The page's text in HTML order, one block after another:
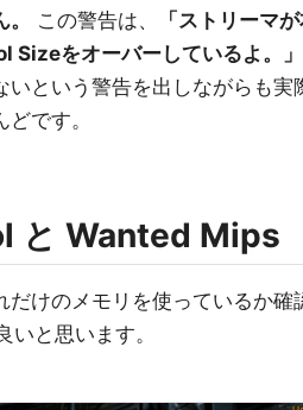
この警告は、
「ストリーマ
Sizeをオーバーしているよ。」
いという警告を出しながらも
です。
と Wanted Mips
だけのメモリを使っているか
と思います。